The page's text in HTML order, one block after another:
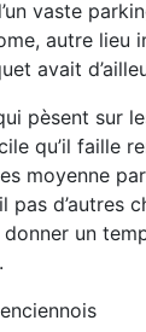
vaste
autre lieu
avait
pèsent sur
qu’il faille
moyenne
d’autres
un